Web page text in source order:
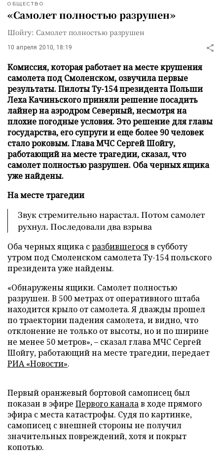
ОБЩЕСТВО
«Самолет полностью разрушен»
Шойгу: Самолет полностью разрушен
10 апреля 2010, 18:19
Комиссия, которая работает на месте крушения
самолета под Смоленском, озвучила первые
результаты. Пилоты Ту-154 президента Польши
Леха Качиньского приняли решение посадить
лайнер на аэродром Северный, несмотря на
плохие погодные условия. Это решение для главы
государства, его супруги и еще более 90 человек
стало роковым. Глава МЧС Сергей Шойгу,
работающий на месте трагедии, сказал, что
самолет полностью разрушен. Оба черных ящика
уже найдены.
На месте трагедии
Звук стремительно нарастал. Потом самолет
рухнул. Последовали два взрыва
Оба черных ящика сразбившегосяв субботу
утром под Смоленском самолета Ту-154 польского
президента уже найдены.
«Обнаружены ящики. Самолет полностью
разрушен. В 500 метрах от оперативного штаба
находится крыло от самолета. Я дважды прошел
по траектории падения самолета, и видно, что
отклонение не только от высоты, но и по ширине
не менее 50 метров», – сказал глава МЧС Сергей
Шойгу, работающий на месте трагедии, передает
РИА «Новости».
Первый оранжевый бортовой самописец был
показан в эфире Первого каналав ходе прямого
эфира с места катастрофы. Судя по картинке,
самописец с внешней стороны не получил
значительных повреждений, хотя и покрыт
копотью.